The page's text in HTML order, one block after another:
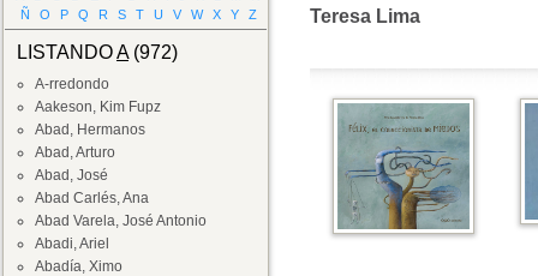
Ñ
O P Q R S T U V W X Y Z
LISTANDOA(972)
A-rredondo
Aakeson, Kim Fupz
Abad, Hermanos
Abad, Arturo
Abad, José
Abad Carlés, Ana
Abad Varela, José Antonio
Abadi, Ariel
Abadía, Ximo
Teresa Lima